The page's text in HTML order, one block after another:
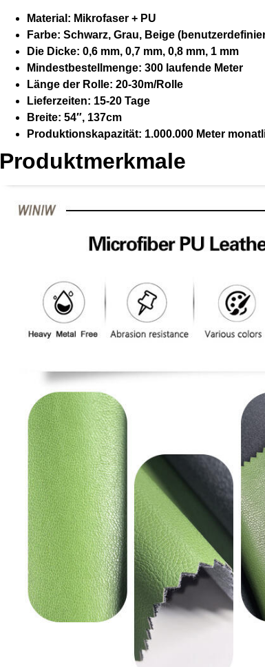
Material: Mikrofaser + PU
Farbe: Schwarz, Grau, Beige
Die Dicke: 0,6 mm, 0,7 mm, 0,8 mm, 1 mm
Mindestbestellmenge: 300 laufende Meter
Länge der Rolle: 20-30m/Rolle
Lieferzeiten: 15-20 Tage
Breite: 54″, 137cm
Produktionskapazität: 1.000.000 Meter
Produktmerkmale